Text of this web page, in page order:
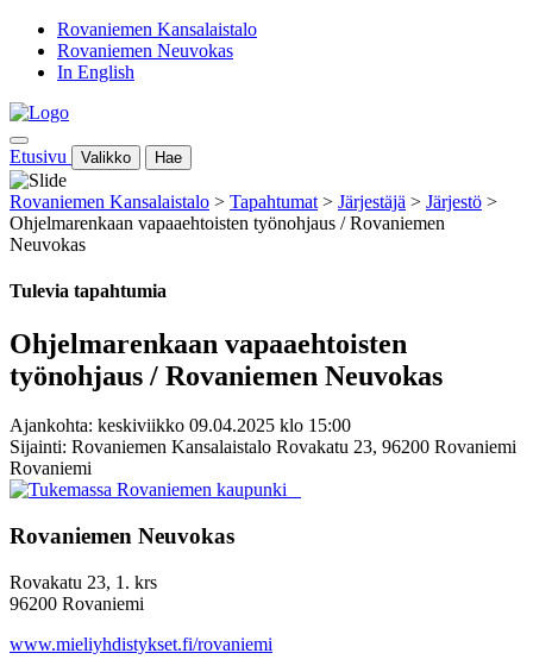
Rovaniemen Kansalaistalo
Rovaniemen Neuvokas
In English
Etusivu Valikko Hae
Rovaniemen Kansalaistalo > Tapahtumat > Järjestäjä > Järjestö >
Ohjelmarenkaan vapaaehtoisten työnohjaus / Rovaniemen
Neuvokas
Tulevia tapahtumia
Ohjelmarenkaan vapaaehtoisten
työnohjaus / Rovaniemen Neuvokas
Ajankohta: keskiviikko 09.04.2025 klo 15:00
Sijainti: Rovaniemen Kansalaistalo Rovakatu 23, 96200 Rovaniemi
Rovaniemi
Rovaniemen Neuvokas
Rovakatu 23, 1. krs
96200 Rovaniemi
www.mieliyhdistykset.fi/rovaniemi